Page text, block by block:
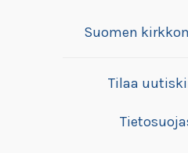
Suomen
Tilaa